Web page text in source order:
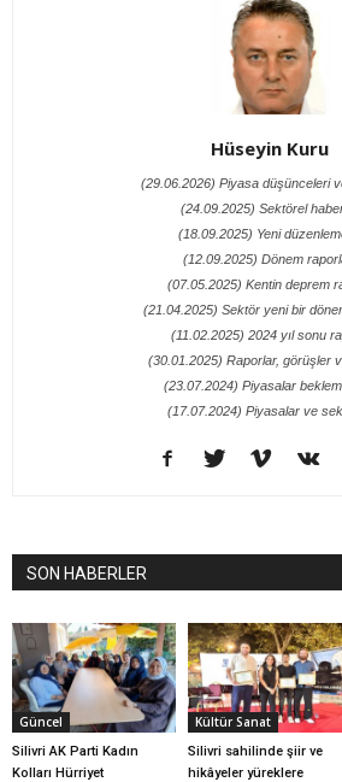
Hüseyin Kuru
(29.06.2026) Piyasa düşünceleri
(24.09.2025) Sektörel
(18.09.2025) Yeni
(12.09.2025) Dönem
(07.05.2025) Kentin deprem
(21.04.2025) Sektör yeni bir
(11.02.2025) 2024 yıl sonu
(30.01.2025) Raporlar, görüşler
(23.07.2024) Piyasalar
(17.07.2024) Piyasalar ve
SON HABERLER
Güncel
Silivri AK Parti Kadın
Kolları Hürriyet
Kültür Sanat
Silivri sahilinde şiir ve
hikâyeler yüreklere